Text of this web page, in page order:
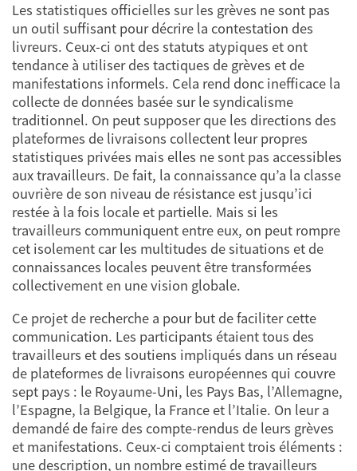
Les statistiques officielles sur les grèves ne sont pas
un outil suffisant pour décrire la contestation des
livreurs. Ceux-ci ont des statuts atypiques et ont
tendance à utiliser des tactiques de grèves et de
manifestations informels. Cela rend donc inefficace la
collecte de données basée sur le syndicalisme
traditionnel. On peut supposer que les directions des
plateformes de livraisons collectent leur propres
statistiques privées mais elles ne sont pas accessibles
aux travailleurs. De fait, la connaissance qu’a la classe
ouvrière de son niveau de résistance est jusqu’ici
restée à la fois locale et partielle. Mais si les
travailleurs communiquent entre eux, on peut rompre
cet isolement car les multitudes de situations et de
connaissances locales peuvent être transformées
collectivement en une vision globale.
Ce projet de recherche a pour but de faciliter cette
communication. Les participants étaient tous des
travailleurs et des soutiens impliqués dans un réseau
de plateformes de livraisons européennes qui couvre
sept pays : le Royaume-Uni, les Pays Bas, l’Allemagne,
l’Espagne, la Belgique, la France et l’Italie. On leur a
demandé de faire des compte-rendus de leurs grèves
et manifestations. Ceux-ci comptaient trois éléments :
une description, un nombre estimé de travailleurs